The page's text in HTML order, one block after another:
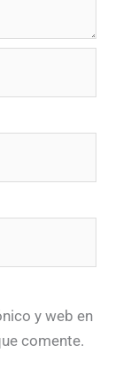
y web en
comente.